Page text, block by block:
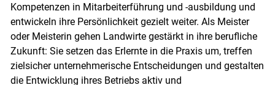
Kompetenzen in Mitarbeiterführung und -ausbildung und
entwickeln ihre Persönlichkeit gezielt weiter. Als Meister
oder Meisterin gehen Landwirte gestärkt in ihre berufliche
Zukunft: Sie setzen das Erlernte in die Praxis um, treffen
zielsicher unternehmerische Entscheidungen und gestalten
die Entwicklung ihres Betriebs aktiv und